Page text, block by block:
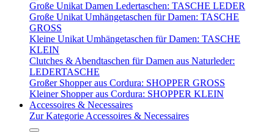
Große Unikat Damen Ledertaschen: TASCHE LEDER
Große Unikat Umhängetaschen für Damen: TASCHE
GROSS
Kleine Unikat Umhängetaschen für Damen: TASCHE
KLEIN
Clutches & Abendtaschen für Damen aus Naturleder:
LEDERTASCHE
Großer Shopper aus Cordura: SHOPPER GROSS
Kleiner Shopper aus Cordura: SHOPPER KLEIN
Accessoires & Necessaires
Zur Kategorie Accessoires & Necessaires